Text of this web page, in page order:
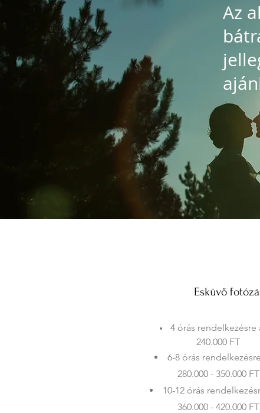
Az
Esküvő
4 órás rendelkezésre
240.000 FT
6-8 órás
280.000 - 350.000 FT
10-12 órás
360.000 - 420.000 FT